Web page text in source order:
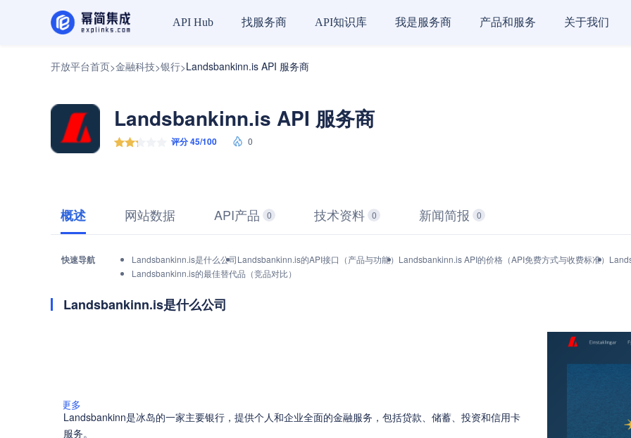
API Hub 找服务商 API知识库 我是服务商 产品和服务 关于我们
开放平台首页>金融科技>银行>Landsbankinn.is API 服务商
Landsbankinn.is API 服务商
评分 45/100 0
概述 网站数据 API产品 0 技术资料 0 新闻简报 0
快速导航 Landsbankinn.is是什么公司Landsbankinn.is的API接口（产品与功能） Landsbankinn.is API的价格（API免费方式与收费标准）
Landsbankinn.is的最佳替代品（竞品对比）
Landsbankinn.is是什么公司
更多
Landsbankinn是冰岛的一家主要银行，提供个人和企业全面的金融服务，包括贷款、储蓄、投资和信用卡
服务。